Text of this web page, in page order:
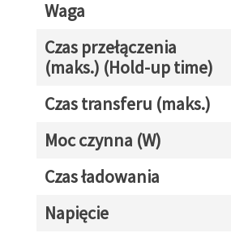
Waga
Czas przełączenia
(maks.) (Hold-up time)
Czas transferu (maks.)
Moc czynna (W)
Czas ładowania
Napięcie